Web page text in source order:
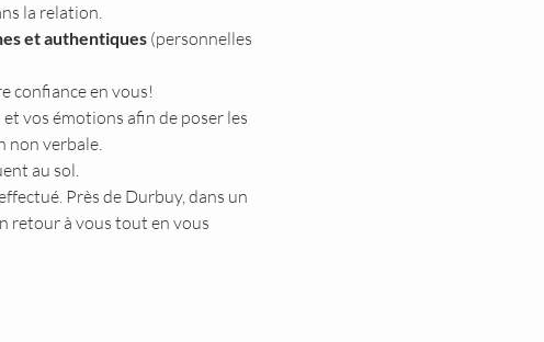
la relation.
et authentiques (personnelles
confiance en vous!
vos émotions afin de poser les
non verbale.
au sol.
Près de Durbuy, dans un
retour à vous tout en vous